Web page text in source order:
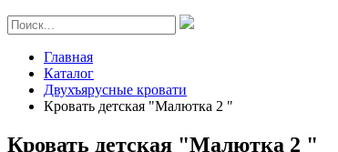
Главная
Каталог
Двухъярусные кровати
Кровать детская "Малютка 2 "
Кровать детская "Малютка 2 "